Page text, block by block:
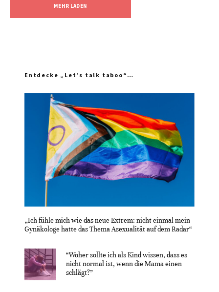
MEHR LADEN
Entdecke „Let’s talk taboo“…
„Ich fühle mich wie das neue Extrem: nicht einmal mein
Gynäkologe hatte das Thema Asexualität auf dem Radar“
“Woher sollte ich als Kind wissen, dass es
nicht normal ist, wenn die Mama einen
schlägt?”